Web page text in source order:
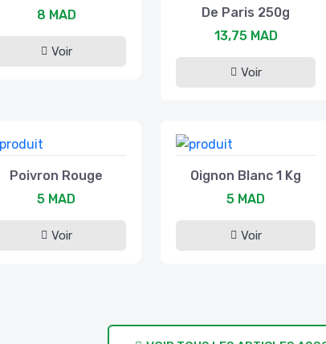
8 MAD
Voir
De Paris 250g
13,75 MAD
Voir
Poivron Rouge
5 MAD
Voir
Oignon Blanc 1 Kg
5 MAD
Voir